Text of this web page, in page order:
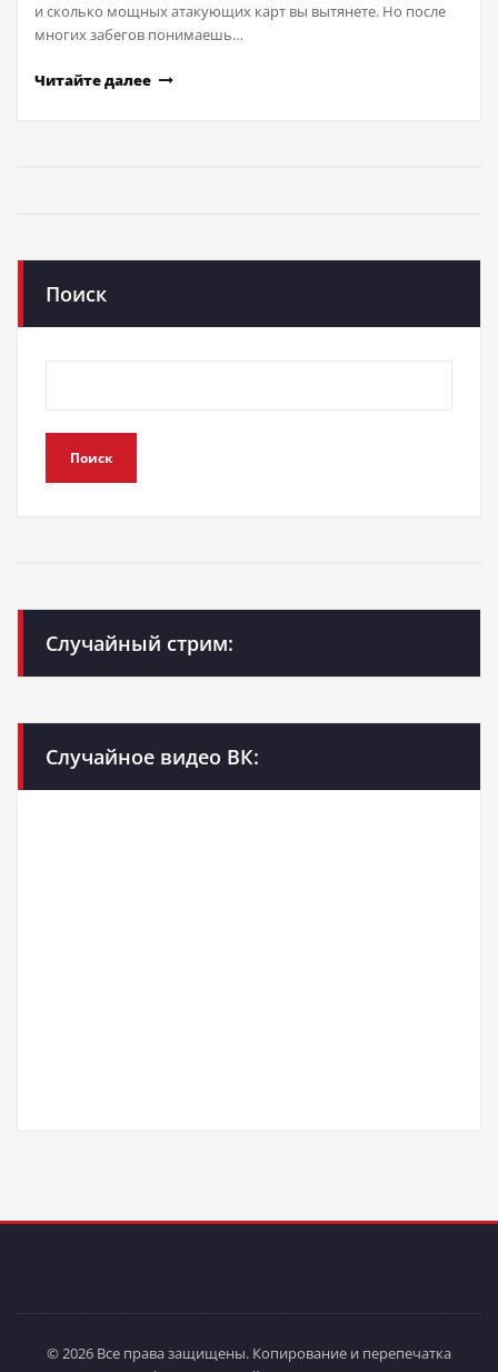
и сколько мощных атакующих карт вы вытянете. Но после
многих забегов понимаешь…
Читайте далее
Поиск
Поиск
Случайный стрим:
Случайное видео ВК:
© 2026 Все права защищены. Копирование и перепечатка